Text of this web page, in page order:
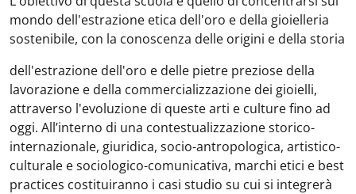
mondo dell'estrazione etica dell'oro e della gioielleria
sostenibile, con la conoscenza delle origini e della storia
dell'estrazione dell'oro e delle pietre preziose della
lavorazione e della commercializzazione dei gioielli,
attraverso l'evoluzione di queste arti e culture fino ad
oggi. All’interno di una contestualizzazione storico-
internazionale, giuridica, socio-antropologica, artistico-
culturale e sociologico-comunicativa, marchi etici e best
practices costituiranno i casi studio su cui si integrerà